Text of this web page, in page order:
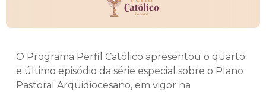
O Programa Perfil Católico apresentou o quarto
e último episódio da série especial sobre o Plano
Pastoral Arquidiocesano, em vigor na